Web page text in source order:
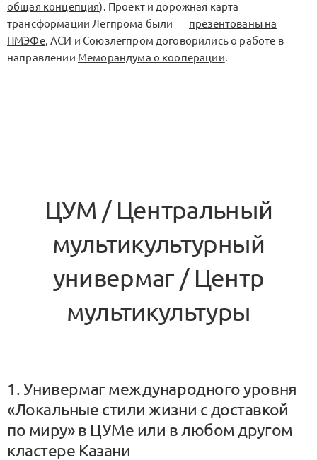
общая концепция). Проект и дорожная карта
трансформации Легпрома были
презентованы на
ПМЭФе, АСИ и Союзлегпром договорились о работе в
направлении Меморандума о кооперации.
ЦУМ / Центральный
мультикультурный
универмаг / Центр
мультикультуры
1. Универмаг международного уровня
«Локальные стили жизни с доставкой
по миру» в ЦУМе или в любом другом
кластере Казани